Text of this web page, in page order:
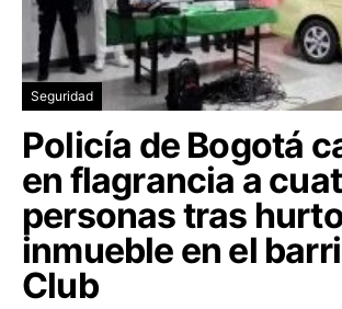
Seguridad
Policía de Bogotá
en flagrancia a
personas tras
inmueble en el
Club